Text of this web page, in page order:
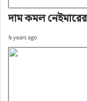
দাম কমল
৬ years ago